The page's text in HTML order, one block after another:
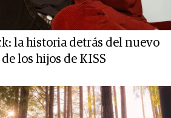
la historia detrás del nuevo
los hijos de KISS